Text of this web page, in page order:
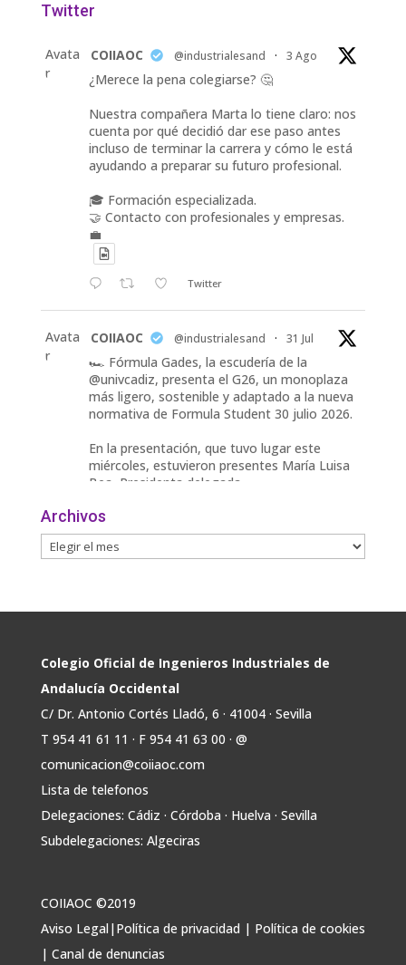
Twitter
Avata
r
COIIAOC @industrialesand · 3 Ago
¿Merece la pena colegiarse? 🤔
Nuestra compañera Marta lo tiene claro: nos
cuenta por qué decidió dar ese paso antes
incluso de terminar la carrera y cómo le está
ayudando a preparar su futuro profesional.
🎓 Formación especializada.
🤝 Contacto con profesionales y empresas.
💼
Twitter
Avata
r
COIIAOC @industrialesand · 31 Jul
🏎️ Fórmula Gades, la escudería de la
@univcadiz, presenta el G26, un monoplaza
más ligero, sostenible y adaptado a la nueva
normativa de Formula Student 30 julio 2026.
En la presentación, que tuvo lugar este
miércoles, estuvieron presentes María Luisa
Bea, Presidenta delegada
Twitter
📢ℹ️ El Gobierno acelera la electrificación
2030 para infraestructuras que permitan la
conexión de vivienda, industria y transporte
electrificado.
Estas medidas se encuentran en la dirección
Avata
COIIAOC @industrialesand · 29 Jul
🤝🏾 @industrialesand desempeña un
🛡️ Actuamos como garantes del interés
general, aportando conocimiento técnico y
facilitando la colaboración entre todos los
Archivos
Colegio Oficial de Ingenieros Industriales de
Andalucía Occidental
C/ Dr. Antonio Cortés Lladó, 6 · 41004 · Sevilla
T 954 41 61 11 · F 954 41 63 00 · @
comunicacion@coiiaoc.com
Lista de telefonos
Delegaciones: Cádiz · Córdoba · Huelva · Sevilla
Subdelegaciones: Algeciras
COIIAOC ©2019
Aviso Legal | Política de privacidad | Política de cookies
| Canal de denuncias